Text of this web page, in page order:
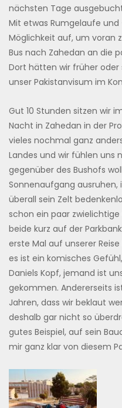
nächsten Tage
Mit etwas Rumgelaufe
Möglichkeit auf, um voran
Bus nach Zahedan an die
Dort hätten wir früher
unser Pakistanvisum im
Gut 10 Stunden sitzen wir
Nacht in Zahedan in der
vieles nochmal ganz
Landes und wir fühlen uns
gegenüber des Bushofs
Sonnenaufgang
überall sein Zelt
schon ein paar
beide kurz auf der
erste Mal auf unserer
es ist ein komisches
Daniels Kopf, jemand ist
gekommen. Andererseits
Jahren, dass wir beklaut
deshalb gar nicht so
gutes Beispiel, auf sein
mir ganz klar von diesem